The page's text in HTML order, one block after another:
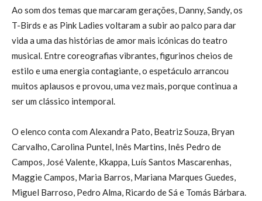
Ao som dos temas que marcaram gerações, Danny, Sandy, os
T-Birds e as Pink Ladies voltaram a subir ao palco para dar
vida a uma das histórias de amor mais icónicas do teatro
musical. Entre coreografias vibrantes, figurinos cheios de
estilo e uma energia contagiante, o espetáculo arrancou
muitos aplausos e provou, uma vez mais, porque continua a
ser um clássico intemporal.
O elenco conta com Alexandra Pato, Beatriz Souza, Bryan
Carvalho, Carolina Puntel, Inês Martins, Inês Pedro de
Campos, José Valente, Kkappa, Luís Santos Mascarenhas,
Maggie Campos, Maria Barros, Mariana Marques Guedes,
Miguel Barroso, Pedro Alma, Ricardo de Sá e Tomás Bárbara.